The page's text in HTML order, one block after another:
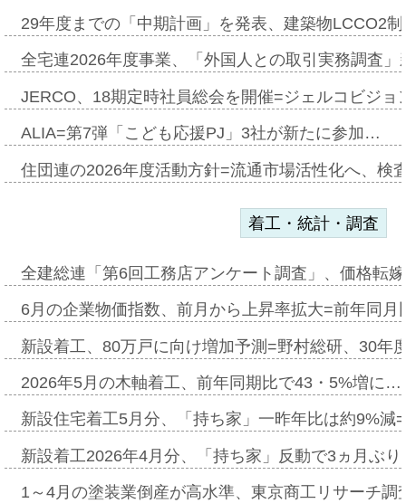
29年度までの「中期計画」を発表、建築物LCCO2
全宅連2026年度事業、「外国人との取引実務調査
JERCO、18期定時社員総会を開催=ジェルコビジ
ALIA=第7弾「こども応援PJ」3社が新たに参加…
住団連の2026年度活動方針=流通市場活性化へ、検
着工・統計・調査
全建総連「第6回工務店アンケート調査」、価格転
6月の企業物価指数、前月から上昇率拡大=前年同
新設着工、80万戸に向け増加予測=野村総研、30年
2026年5月の木軸着工、前年同期比で43・5%増に…
新設住宅着工5月分、「持ち家」一昨年比は約9%
新設着工2026年4月分、「持ち家」反動で3ヵ月ぶ
1～4月の塗装業倒産が高水準、東京商工リサーチ